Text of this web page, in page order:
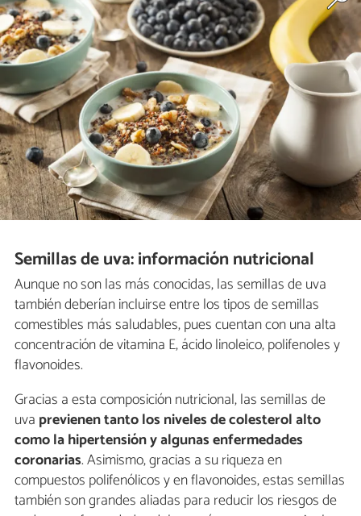
Semillas de uva: información nutricional
Aunque no son las más conocidas, las semillas de uva
también deberían incluirse entre los tipos de semillas
comestibles más saludables, pues cuentan con una alta
concentración de vitamina E, ácido linoleico, polifenoles y
flavonoides.
Gracias a esta composición nutricional, las semillas de
uva previenen tanto los niveles de colesterol alto
como la hipertensión y algunas enfermedades
coronarias. Asimismo, gracias a su riqueza en
compuestos polifenólicos y en flavonoides, estas semillas
también son grandes aliadas para reducir los riesgos de